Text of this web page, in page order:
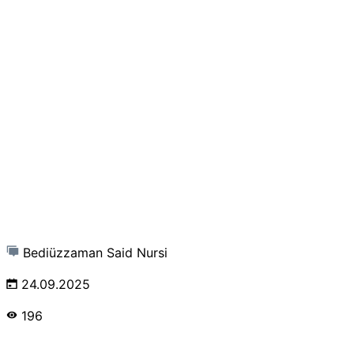
Bediüzzaman Said Nursi
24.09.2025
196